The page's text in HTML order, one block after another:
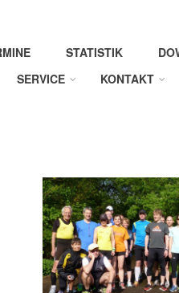
STATISTIK
SERVICE KONTAKT